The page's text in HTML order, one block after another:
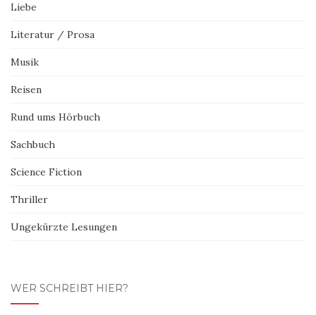
Liebe
Literatur / Prosa
Musik
Reisen
Rund ums Hörbuch
Sachbuch
Science Fiction
Thriller
Ungekürzte Lesungen
WER SCHREIBT HIER?